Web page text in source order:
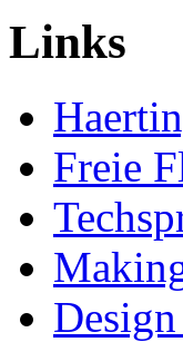
Links
Freie